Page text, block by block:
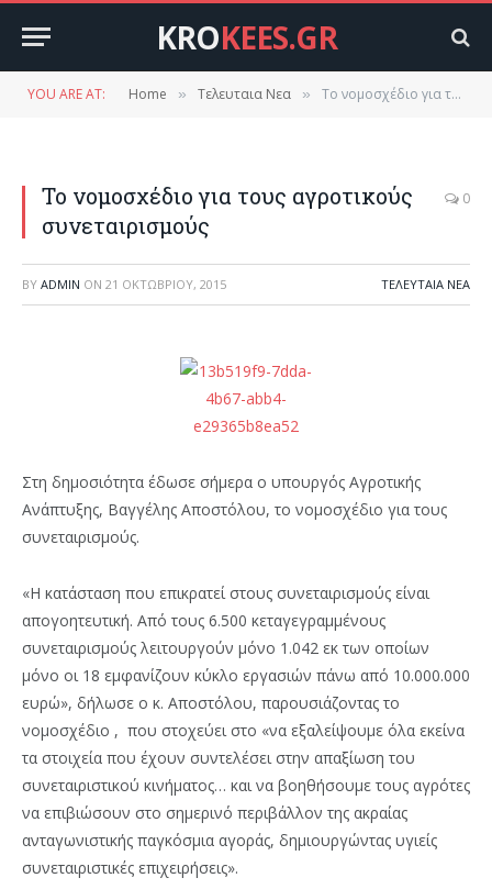
KROKEES.GR
YOU ARE AT: Home » Τελευταια Νεα » Το νομοσχέδιο για τους αγροτικούς συνεταιρισμούς
Το νομοσχέδιο για τους αγροτικούς
συνεταιρισμούς
0
BY ADMIN ON 21 ΟΚΤΩΒΡΊΟΥ, 2015 ΤΕΛΕΥΤΑΙΑ ΝΕΑ
Στη δημοσιότητα έδωσε σήμερα ο υπουργός Αγροτικής
Ανάπτυξης, Βαγγέλης Αποστόλου, το νομοσχέδιο για τους
συνεταιρισμούς.
«Η κατάσταση που επικρατεί στους συνεταιρισμούς είναι
απογοητευτική. Από τους 6.500 κεταγεγραμμένους
συνεταιρισμούς λειτουργούν μόνο 1.042 εκ των οποίων
μόνο οι 18 εμφανίζουν κύκλο εργασιών πάνω από 10.000.000
ευρώ», δήλωσε ο κ. Αποστόλου, παρουσιάζοντας το
νομοσχέδιο , που στοχεύει στο «να εξαλείψουμε όλα εκείνα
τα στοιχεία που έχουν συντελέσει στην απαξίωση του
συνεταιριστικού κινήματος… και να βοηθήσουμε τους αγρότες
να επιβιώσουν στο σημερινό περιβάλλον της ακραίας
ανταγωνιστικής παγκόσμια αγοράς, δημιουργώντας υγιείς
συνεταιριστικές επιχειρήσεις».